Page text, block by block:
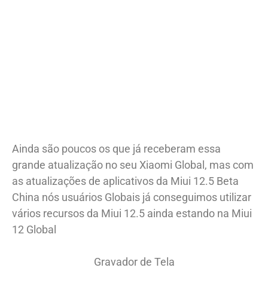
Ainda são poucos os que já receberam essa
grande atualização no seu Xiaomi Global, mas com
as atualizações de aplicativos da Miui 12.5 Beta
China nós usuários Globais já conseguimos utilizar
vários recursos da Miui 12.5 ainda estando na Miui
12 Global
Gravador de Tela